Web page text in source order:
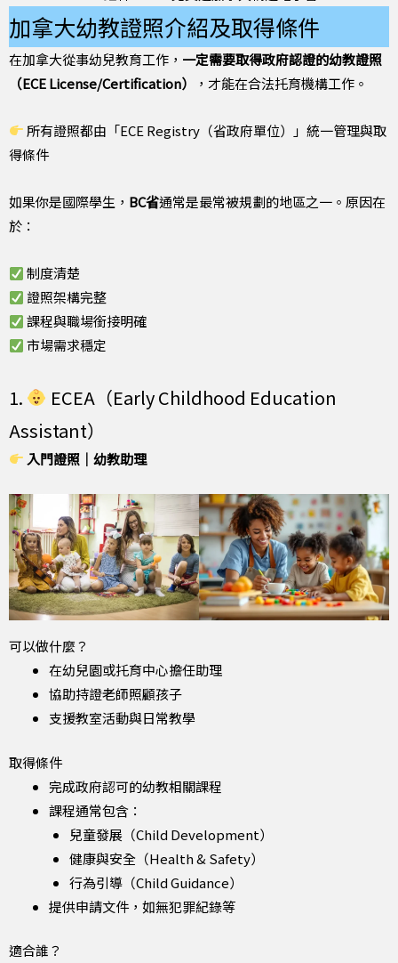
加拿大幼教證照介紹及取得條件
在加拿大從事幼兒教育工作， 一定需要取得政府認證的幼教證照
（ECE License/Certification）
，才能在合法托育機構工作。
所有證照都由「ECE Registry（省政府單位）」統一管理與取
得條件
如果你是國際學生， BC省通常是最常被規劃的地區之一。原因在
於：
制度清楚
證照架構完整
課程與職場銜接明確
市場需求穩定
1.
ECEA（Early Childhood Education
Assistant）
入門證照｜幼教助理
可以做什麼？
在幼兒園或托育中心擔任助理
協助持證老師照顧孩子
支援教室活動與日常教學
取得條件
完成政府認可的幼教相關課程
課程通常包含：
兒童發展（Child Development）
健康與安全（Health & Safety）
行為引導（Child Guidance）
提供申請文件，如無犯罪紀錄等
適合誰？